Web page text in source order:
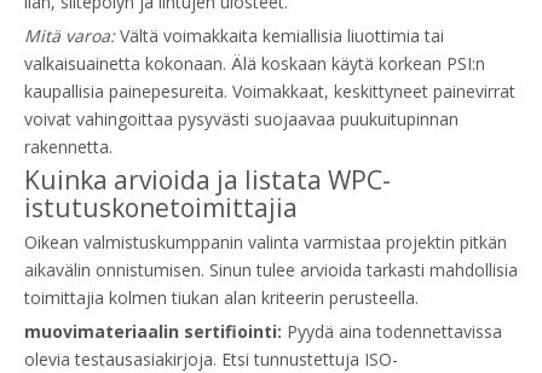
Mitä varoa:Vältä voimakkaita kemiallisia liuottimia tai
valkaisuainetta kokonaan. Älä koskaan käytä korkean PSI:n
kaupallisia painepesureita. Voimakkaat, keskittyneet painevirrat
voivat vahingoittaa pysyvästi suojaavaa puukuitupinnan
rakennetta.
Kuinka arvioida ja listata WPC-
istutuskonetoimittajia
Oikean valmistuskumppanin valinta varmistaa projektin pitkän
aikavälin onnistumisen. Sinun tulee arvioida tarkasti mahdollisia
toimittajia kolmen tiukan alan kriteerin perusteella.
muovimateriaalin sertifiointi: Pyydä aina todennettavissa
olevia testausasiakirjoja. Etsi tunnustettuja ISO-